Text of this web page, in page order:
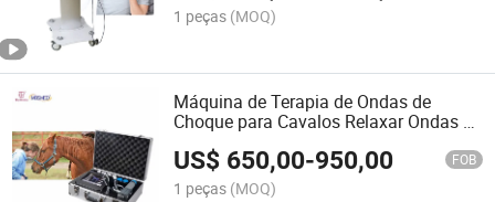
1 peças (MOQ)
Máquina de Terapia de Ondas de
Choque para Cavalos Relaxar Ondas de
Choque Equinas
US$ 650,00-950,00 FOB
1 peças (MOQ)